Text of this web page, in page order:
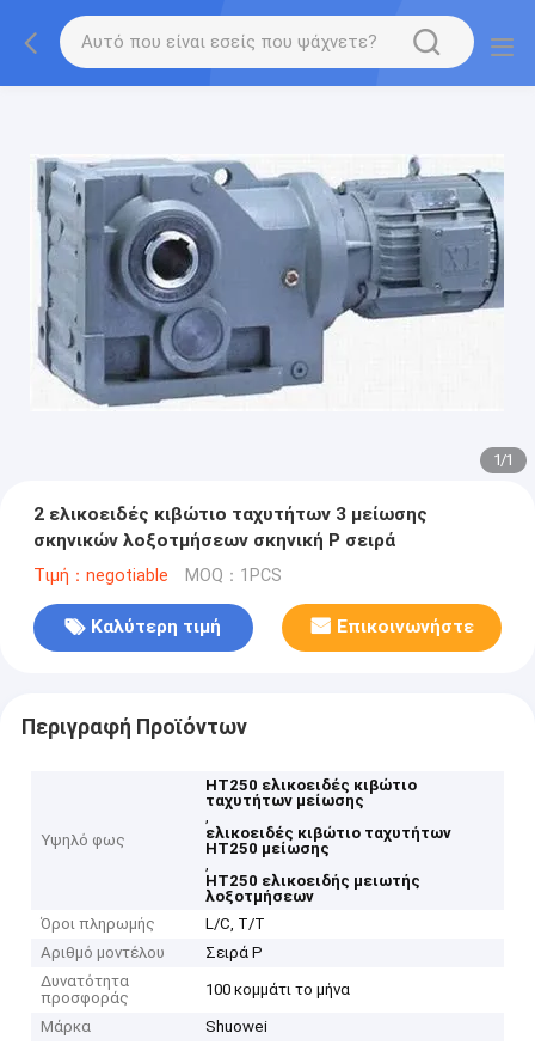
1/1
2 ελικοειδές κιβώτιο ταχυτήτων 3 μείωσης
σκηνικών λοξοτμήσεων σκηνική Ρ σειρά
Τιμή：negotiable MOQ：1PCS
Καλύτερη τιμή Επικοινωνήστε
Περιγραφή Προϊόντων
Υψηλό φως
HT250 ελικοειδές κιβώτιο
ταχυτήτων μείωσης
,
ελικοειδές κιβώτιο ταχυτήτων
HT250 μείωσης
,
HT250 ελικοειδής μειωτής
λοξοτμήσεων
Όροι πληρωμής
L/C, T/T
Αριθμό μοντέλου
Σειρά Ρ
Δυνατότητα
προσφοράς
100 κομμάτι το μήνα
Μάρκα
Shuowei